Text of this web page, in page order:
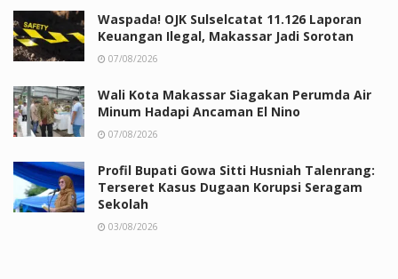
Waspada! OJK Sulselcatat 11.126 Laporan
Keuangan Ilegal, Makassar Jadi Sorotan
07/08/2026
Wali Kota Makassar Siagakan Perumda Air
Minum Hadapi Ancaman El Nino
07/08/2026
Profil Bupati Gowa Sitti Husniah Talenrang:
Terseret Kasus Dugaan Korupsi Seragam
Sekolah
03/08/2026